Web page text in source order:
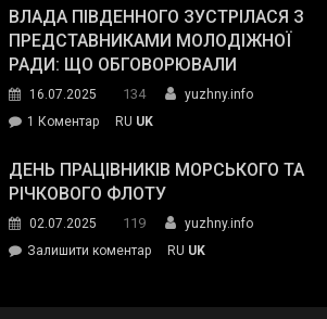
окупанти.
Маємо
діяти
команда
Південного
провів
інспекцію
укриття
ВЛАДА ПІВДЕННОГО ЗУСТРІЛАСЯ З
ПРЕДСТАВНИКАМИ МОЛОДІЖНОЇ
РАДИ: ЩО ОБГОВОРЮВАЛИ
16.07.2025 134
yuzhny.info
1 Коментардо
Південного
зустрілася
представниками
молодіжної
RU UK
ДЕНЬ ПРАЦІВНИКІВ МОРСЬКОГО ТА
РІЧКОВОГО ФЛОТУ
02.07.2025 119
yuzhny.info
Залишити коментарon
RU UK